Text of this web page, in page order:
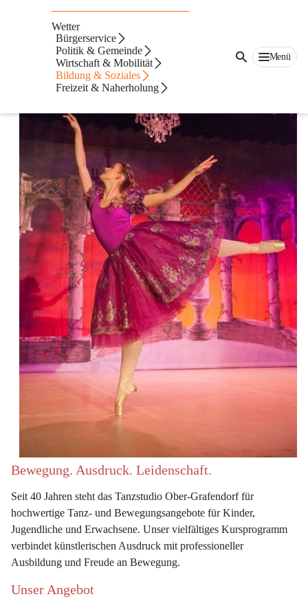
Wetter
Bürgerservice
Politik & Gemeinde
Wirtschaft & Mobilität
Bildung & Soziales
Freizeit & Naherholung
Menü
Tanzschule
Bewegung. Ausdruck. Leidenschaft.
Seit 40 Jahren steht das Tanzstudio Ober-Grafendorf für
hochwertige Tanz- und Bewegungsangebote für Kinder,
Jugendliche und Erwachsene. Unser vielfältiges Kursprogramm
verbindet künstlerischen Ausdruck mit professioneller
Ausbildung und Freude an Bewegung.
Unser Angebot